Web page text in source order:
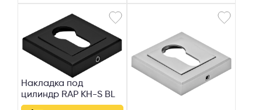
Накладка под
цилиндр RAP KH-S BL